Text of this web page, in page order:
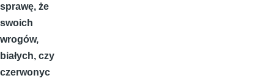
sprawę, że
swoich
wrogów,
białych, czy
czerwonyc